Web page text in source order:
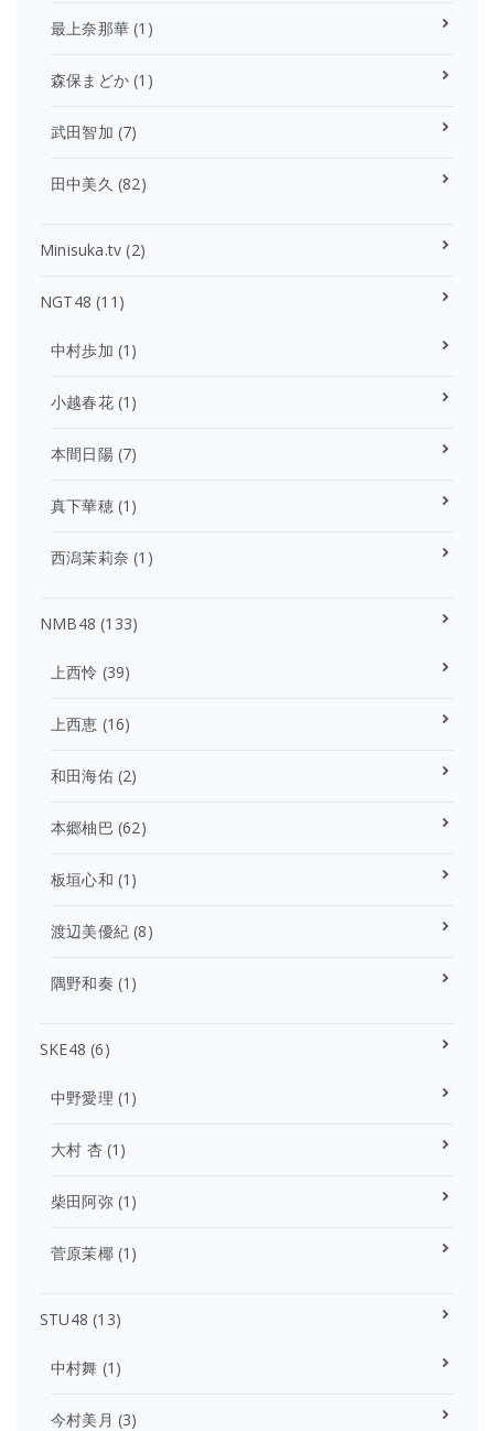
最上奈那華 (1)
森保まどか (1)
武田智加 (7)
田中美久 (82)
Minisuka.tv (2)
NGT48 (11)
中村歩加 (1)
小越春花(1)
本間日陽(7)
真下華穂(1)
西潟茉莉奈 (1)
NMB48 (133)
上西怜 (39)
上西恵 (16)
和田海佑(2)
本郷柚巴 (62)
板垣心和 (1)
渡辺美優紀 (8)
隅野和奏 (1)
SKE48 (6)
中野愛理 (1)
大村 杏(1)
柴田阿弥(1)
菅原茉椰(1)
STU48 (13)
中村舞 (1)
今村美月 (3)